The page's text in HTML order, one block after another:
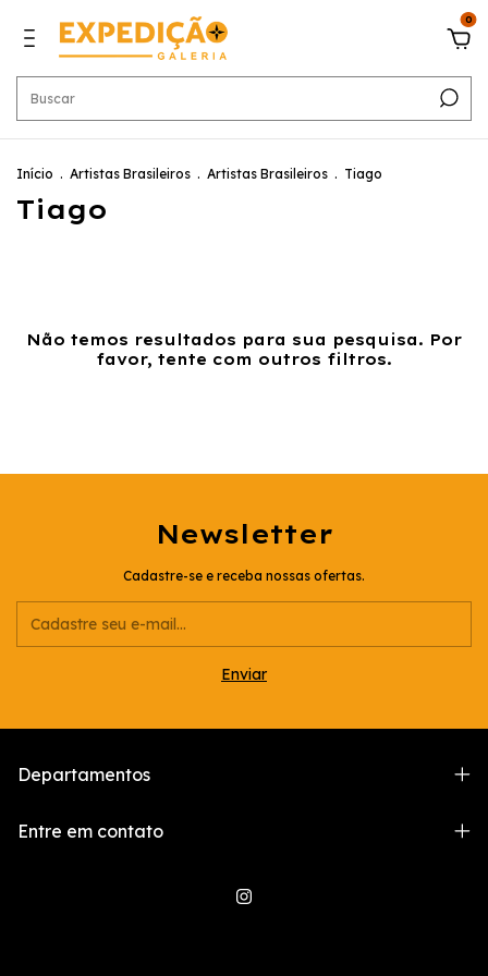
0
Início . Artistas Brasileiros . Artistas Brasileiros . Tiago
Tiago
Não temos resultados para sua pesquisa. Por
favor, tente com outros filtros.
Newsletter
Cadastre-se e receba nossas ofertas.
Departamentos
Entre em contato